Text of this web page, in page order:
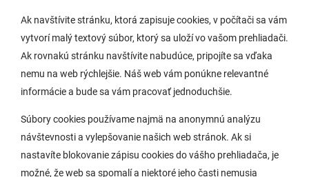
Ak navštívite stránku, ktorá zapisuje cookies, v počítači sa vám
vytvorí malý textový súbor, ktorý sa uloží vo vašom prehliadači.
Ak rovnakú stránku navštívite nabudúce, pripojíte sa vďaka
nemu na web rýchlejšie. Náš web vám ponúkne relevantné
informácie a bude sa vám pracovať jednoduchšie.
Súbory cookies používame najmä na anonymnú analýzu
návštevnosti a vylepšovanie našich web stránok. Ak si
nastavíte blokovanie zápisu cookies do vášho prehliadača, je
možné, že web sa spomalí a niektoré jeho časti nemusia
Potrebujem vybaviť
Samospráva
O Lamači